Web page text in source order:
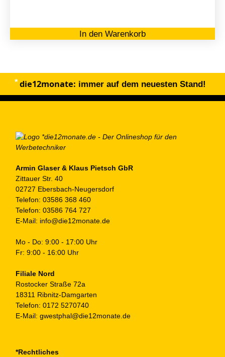
In den Warenkorb
die12monate: immer auf dem neuesten Stand!
Armin Glaser & Klaus Pietsch GbR
Zittauer Str. 40
02727 Ebersbach-Neugersdorf
Telefon: 03586 368 460
Telefon: 03586 764 727
E-Mail: info@die12monate.de
Mo - Do: 9:00 - 17:00 Uhr
Fr: 9:00 - 16:00 Uhr
Filiale Nord
Rostocker Straße 72a
18311 Ribnitz-Damgarten
Telefon: 0172 5270740
E-Mail: gwestphal@die12monate.de
*Rechtliches